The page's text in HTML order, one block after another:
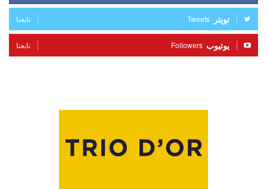
تويتر Tweets تابعنا
يوتيوب Followers تابعنا